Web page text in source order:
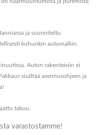
ja suunniteltu
kuhunkin automalliin.
Auton rakenteisiin ei
sisältää asennusohjeen ja
takuu.
varastostamme!